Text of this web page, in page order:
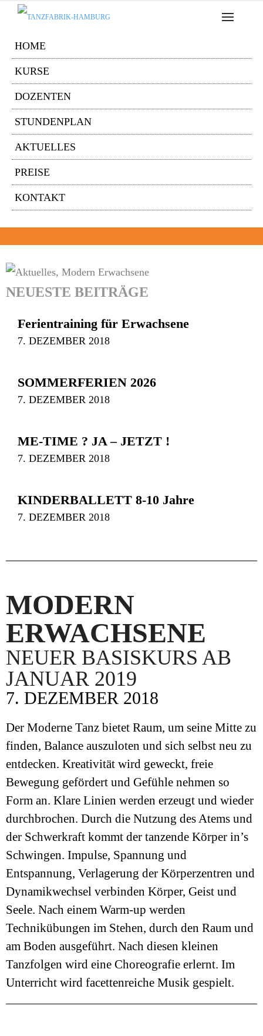
HOME
KURSE
DOZENTEN
STUNDENPLAN
AKTUELLES
PREISE
KONTAKT
NEUESTE BEITRÄGE
Ferientraining für Erwachsene
7. DEZEMBER 2018
SOMMERFERIEN 2026
7. DEZEMBER 2018
ME-TIME ? JA – JETZT !
7. DEZEMBER 2018
KINDERBALLETT 8-10 Jahre
7. DEZEMBER 2018
MODERN
ERWACHSENE
NEUER BASISKURS AB
JANUAR 2019
7. DEZEMBER 2018
Der Moderne Tanz bietet Raum, um seine Mitte zu
finden, Balance auszuloten und sich selbst neu zu
entdecken. Kreativität wird geweckt, freie
Bewegung gefördert und Gefühle nehmen so
Form an. Klare Linien werden erzeugt und wieder
durchbrochen. Durch die Nutzung des Atems und
der Schwerkraft kommt der tanzende Körper in’s
Schwingen. Impulse, Spannung und
Entspannung, Verlagerung der Körperzentren und
Dynamikwechsel verbinden Körper, Geist und
Seele. Nach einem Warm-up werden
Technikübungen im Stehen, durch den Raum und
am Boden ausgeführt. Nach diesen kleinen
Tanzfolgen wird eine Choreografie erlernt. Im
Unterricht wird facettenreiche Musik gespielt.